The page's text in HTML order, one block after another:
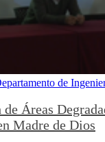
de
Áreas
Madre de Dios